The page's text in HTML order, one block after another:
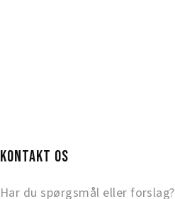
KONTAKT OS
Har du spørgsmål eller forslag?